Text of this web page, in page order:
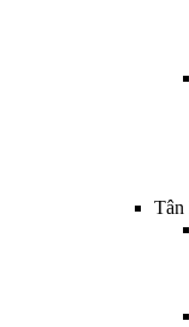
Tân